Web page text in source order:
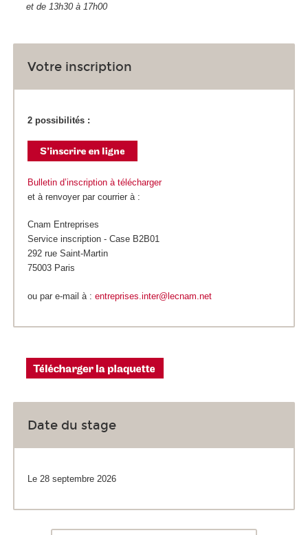
et de 13h30 à 17h00
Votre inscription
2 possibilités :
Bulletin d’inscription à télécharger
et à renvoyer par courrier à :
Cnam Entreprises
Service inscription - Case B2B01
292 rue Saint-Martin
75003 Paris
ou par e-mail à : entreprises.inter@lecnam.net
Date du stage
Le 28 septembre 2026